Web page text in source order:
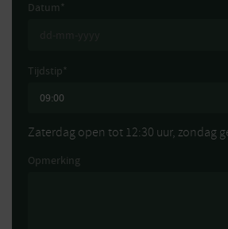
Datum *
Tijdstip*
Zaterdag open tot 12:30 uur, zondag
Opmerking